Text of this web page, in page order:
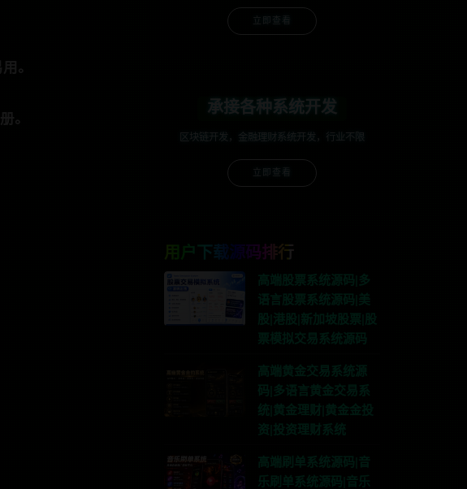
立即查看
承接各种系统开发
区块链开发，金融理财系统开发，行业不限
立即查看
用户下载源码排行
高端股票系统源码|多
语言股票系统源码|美
股|港股|新加坡股票|股
票模拟交易系统源码
高端黄金交易系统源
码|多语言黄金交易系
统|黄金理财|黄金金投
资|投资理财系统
高端刷单系统源码|音
乐刷单系统源码|音乐